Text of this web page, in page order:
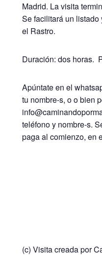
Madrid. La visita
Se facilitará un
el Rastro.
Duración: dos horas.
Apúntate en el
tu nombre-s, o o bien
teléfono y nombre-s.
paga al comienzo, en
(c) Visita creada por